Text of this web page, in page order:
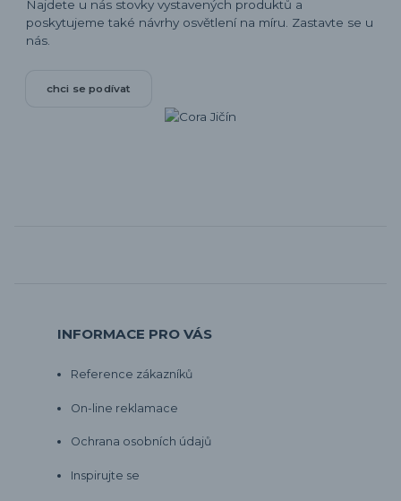
Najdete u nás stovky vystavených produktů a
poskytujeme také návrhy osvětlení na míru. Zastavte se u
nás.
chci se podívat
INFORMACE PRO VÁS
Reference zákazníků
On-line reklamace
Ochrana osobních údajů
Inspirujte se